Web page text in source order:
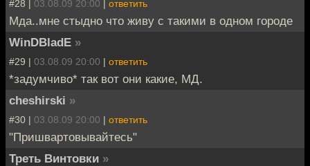
#28 | 03.08.09 20:00 ответить
Мда..мне стыдно что живу с такими в одном городе
WinDBladE »
#29 | 03.08.09 20:00 | ответить
*задумчиво* так вот они какие, МД.
cheshirski »
#30 | 03.08.09 20:00 | ответить
"Пришвартовывайтесь"
Треть Винтовки »